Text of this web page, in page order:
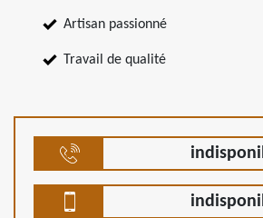
Artisan passionné
Travail de qualité